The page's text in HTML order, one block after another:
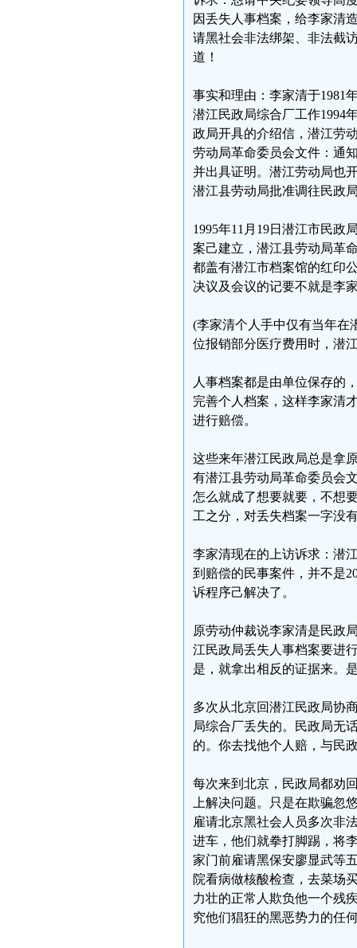
因丢失人事档案，给李家清
请黑社会非法绑架、非法截
道！
事实和理由：李家清于1981
潜江民政局综合厂工作1994
政局开具的介绍信，潜江劳
劳动局革命委员会文件：通
并出具证明。潜江劳动局也
潜江县劳动局批准调往民政
1995年11月19日潜江市民政
案己建立，潜江县劳动局革
都盖有潜江市档案馆的红印
决议及会议的记要不就是李
(李家清个人手中仅有当年在
位报销部分医疗费用时，潜
人事档案都是由单位保存的
完善个人档案，这样李家清
进行赔偿。
这些来年潜江民政局总是拿
有潜江县劳动局革命委员会
怎么就成了想要就要，不想
工之分，对丢失档案一字没
李家清现在的上访诉求：潜
到赔偿的民事案件，并不是
诉程序己解决了。
原劳动仲裁说李家清是民政
江民政局丢失人事档案要进
是，就拿出相反的证据来。
多次从北京回潜江民政局协
局综合厂丢失的。民政局无
的。你去找他个人赔，与民
每次来到北京，民政局都劝
上解决问题。只是在欺骗忽
雇请北京黑社会人员多次非
进车，他们就拳打脚踢，将
家门前雇请黑保安廖显武等
院看病做核酸检查，去菜场
力壮的正常人欺负他一个残
究他们猖狂的黑恶势力的任